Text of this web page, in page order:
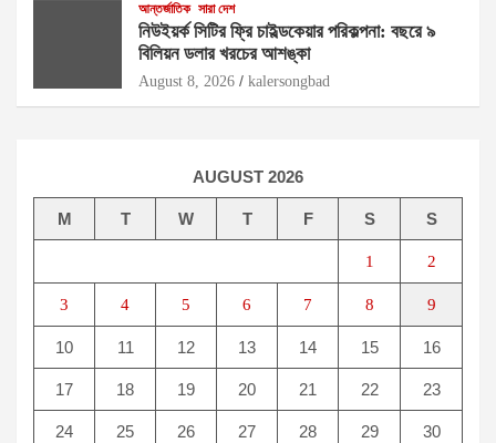
আন্তর্জাতিক সারা দেশ
নিউইয়র্ক সিটির ফ্রি চাইল্ডকেয়ার পরিকল্পনা: বছরে ৯
বিলিয়ন ডলার খরচের আশঙ্কা
August 8, 2026 kalersongbad
AUGUST 2026
M T W T F S S
1 2
3 4 5 6 7 8 9
10 11 12 13 14 15 16
17 18 19 20 21 22 23
24 25 26 27 28 29 30